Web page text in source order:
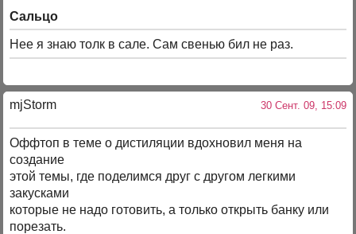
Сальцо
Нее я знаю толк в сале. Сам свенью бил не раз.
mjStоrm 30 Сент. 09, 15:09
Оффтоп в теме о дистиляции вдохновил меня на
создание
этой темы, где поделимся друг с другом легкими
закусками
которые не надо готовить, а только открыть банку или
порезать.